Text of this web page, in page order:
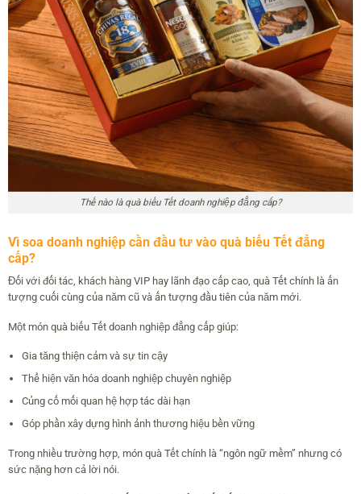
Thế nào là quà biếu Tết doanh nghiệp đẳng cấp?
Vì soa doanh nghiệp cần đầu tư vào quà biếu Tết đẳng
cấp?
Đối với đối tác, khách hàng VIP hay lãnh đạo cấp cao, quà Tết chính là ấn
tượng cuối cùng của năm cũ và ấn tượng đầu tiên của năm mới.
Một món quà biếu Tết doanh nghiệp đẳng cấp giúp:
Gia tăng thiện cảm và sự tin cậy
Thể hiện văn hóa doanh nghiệp chuyên nghiệp
Củng cố mối quan hệ hợp tác dài hạn
Góp phần xây dựng hình ảnh thương hiệu bền vững
Trong nhiều trường hợp, món quà Tết chính là “ngôn ngữ mềm” nhưng có
sức nặng hơn cả lời nói.